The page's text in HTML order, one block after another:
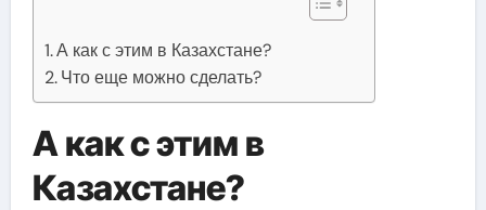
А как с этим в Казахстане?
Что еще можно сделать?
А как с этим в
Казахстане?